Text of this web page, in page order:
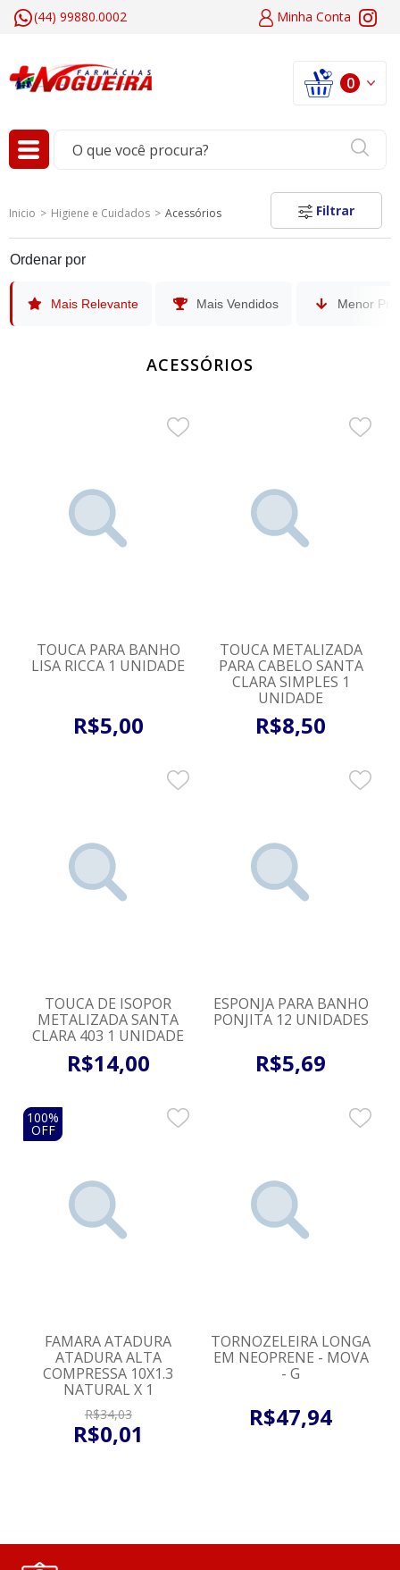
Minha Conta
(44) 99880.0002
0
Filtrar
Inicio Higiene e Cuidados Acessórios
Ordenar por
Mais Relevante Mais Vendidos Menor
ACESSÓRIOS
TOUCA PARA BANHO
LISA RICCA 1 UNIDADE
R$5,00
TOUCA METALIZADA
PARA CABELO SANTA
CLARA SIMPLES 1
UNIDADE
R$8,50
TOUCA DE ISOPOR
METALIZADA SANTA
CLARA 403 1 UNIDADE
R$14,00
ESPONJA PARA BANHO
PONJITA 12 UNIDADES
R$5,69
100%
OFF
FAMARA ATADURA
ATADURA ALTA
COMPRESSA 10X1.3
NATURAL X 1
R$34,03
R$0,01
TORNOZELEIRA LONGA
EM NEOPRENE - MOVA
- G
R$47,94